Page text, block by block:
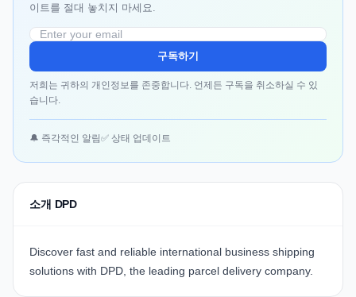
이트를 절대 놓치지 마세요.
구독하기
저희는 귀하의 개인정보를 존중합니다. 언제든 구독을 취소하실 수 있
습니다.
🔔 즉각적인 알림✅ 상태 업데이트
소개 DPD
Discover fast and reliable international business shipping
solutions with DPD, the leading parcel delivery company.